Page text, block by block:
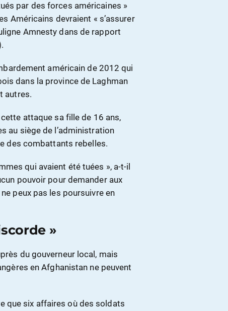
par des forces américaines »
Américains devraient « s’assurer
Amnesty dans de rapport
américain de 2012 qui
dans la province de Laghman
autres.
attaque sa fille de 16 ans,
au siège de l’administration
des combattants rebelles.
qui avaient été tuées », a-t-il
pouvoir pour demander aux
peux pas les poursuivre en
»
du gouverneur local, mais
en Afghanistan ne peuvent
que six affaires où des soldats